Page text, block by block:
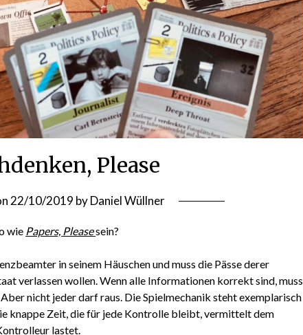
Please
22/10/2019 byDaniel Wüllner
wie Papers, Pleasesein?
in seinem Häuschen und muss die Pässe derer
verlassen wollen. Wenn alle Informationen korrekt sind, muss
nicht jeder darf raus. Die Spielmechanik steht exemplarisch
knappe Zeit, die für jede Kontrolle bleibt, vermittelt dem
lastet.